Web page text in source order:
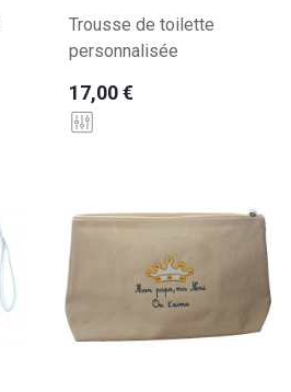
Trousse de toilette
personnalisée
17,00 €